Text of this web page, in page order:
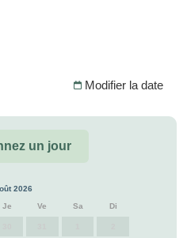
Modifier la date
un jour
2026
Je Ve Sa Di